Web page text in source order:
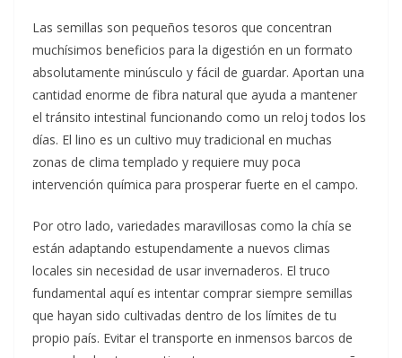
Las semillas son pequeños tesoros que concentran
muchísimos beneficios para la digestión en un formato
absolutamente minúsculo y fácil de guardar. Aportan una
cantidad enorme de fibra natural que ayuda a mantener
el tránsito intestinal funcionando como un reloj todos los
días. El lino es un cultivo muy tradicional en muchas
zonas de clima templado y requiere muy poca
intervención química para prosperar fuerte en el campo.
Por otro lado, variedades maravillosas como la chía se
están adaptando estupendamente a nuevos climas
locales sin necesidad de usar invernaderos. El truco
fundamental aquí es intentar comprar siempre semillas
que hayan sido cultivadas dentro de los límites de tu
propio país. Evitar el transporte en inmensos barcos de